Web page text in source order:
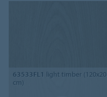
63533FL1 light timber (120x20
cm)